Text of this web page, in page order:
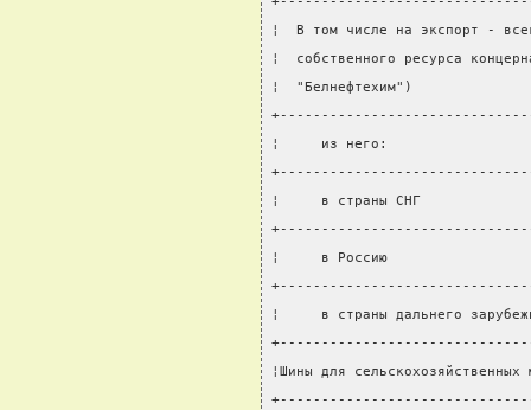
¦  В том числе на экспорт -
¦  собственного ресурса
¦  "Белнефтехим")
¦     из него:
¦     в страны СНГ
¦     в Россию
¦     в страны дальнего
¦Шины для